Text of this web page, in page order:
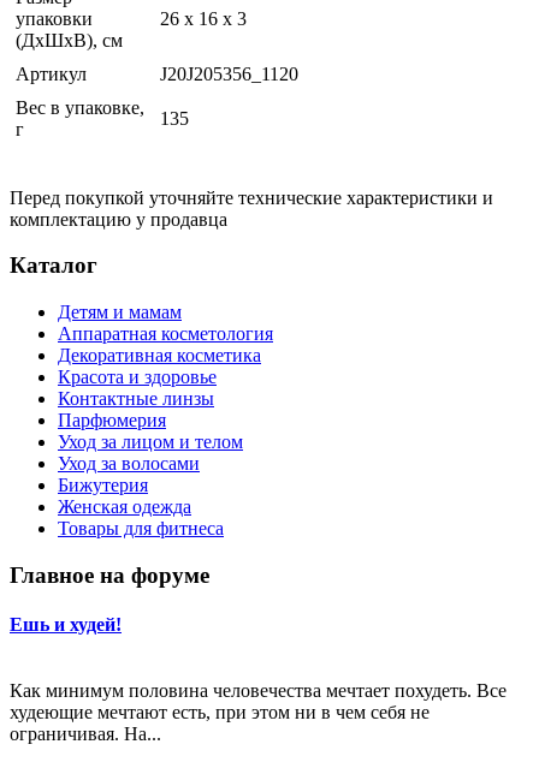
упаковки
(ДхШхВ), см
26 x 16 x 3
Артикул
J20J205356_1120
Вес в упаковке,
г
135
Перед покупкой уточняйте технические характеристики и
комплектацию у продавца
Каталог
Детям и мамам
Аппаратная косметология
Декоративная косметика
Красота и здоровье
Контактные линзы
Парфюмерия
Уход за лицом и телом
Уход за волосами
Бижутерия
Женская одежда
Товары для фитнеса
Главное на форуме
Ешь и худей!
Как минимум половина человечества мечтает похудеть. Все
худеющие мечтают есть, при этом ни в чем себя не
ограничивая. На...